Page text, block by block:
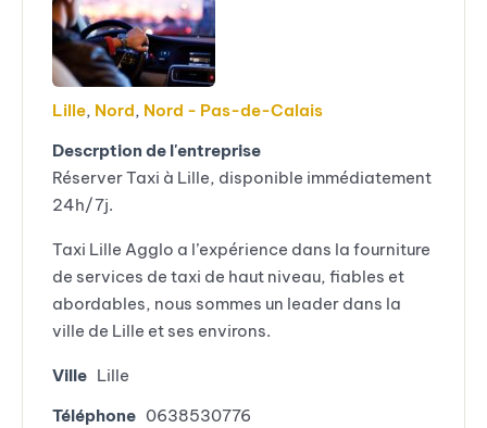
Lille, Nord, Nord - Pas-de-Calais
Descrption de l'entreprise
Réserver Taxi à Lille, disponible immédiatement
24h/7j.
Taxi Lille Agglo a l’expérience dans la fourniture
de services de taxi de haut niveau, fiables et
abordables, nous sommes un leader dans la
ville de Lille et ses environs.
Ville Lille
Téléphone 0638530776